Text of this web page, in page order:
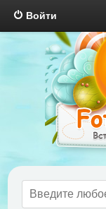
Войти